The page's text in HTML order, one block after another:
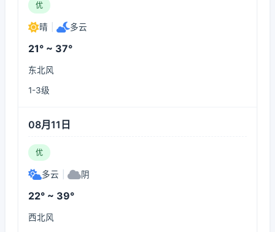
优
晴 多云
21° ~ 37°
东北风
1-3级
08月11日
优
多云 阴
22° ~ 39°
西北风